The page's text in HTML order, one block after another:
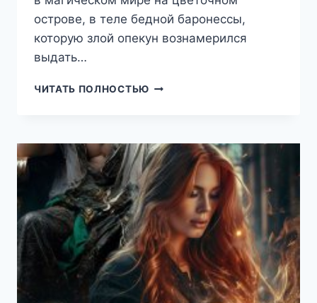
острове, в теле бедной баронессы,
которую злой опекун вознамерился
выдать…
ЧИТАТЬ ПОЛНОСТЬЮ ХОЗЯЙКА
СОЛАР)